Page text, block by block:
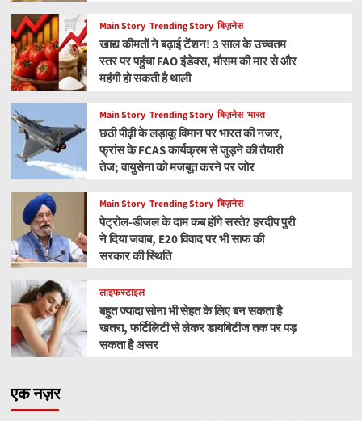
Main Story Trending Story बिज़नेस
खाद्य कीमतों ने बढ़ाई टेंशन! 3 साल के उच्चतम
स्तर पर पहुंचा FAO इंडेक्स, मौसम की मार से और
महंगी हो सकती है थाली
Main Story Trending Story बिज़नेस भारत
छठी पीढ़ी के लड़ाकू विमान पर भारत की नजर,
फ्रांस के FCAS कार्यक्रम से जुड़ने की तैयारी
तेज; वायुसेना को मजबूत करने पर जोर
Main Story Trending Story बिज़नेस
पेट्रोल-डीजल के दाम कब होंगे सस्ते? हरदीप पुरी
ने दिया जवाब, E20 विवाद पर भी साफ की
सरकार की स्थिति
लाइफस्टाइल
बहुत ज्यादा सोना भी सेहत के लिए बन सकता है
खतरा, फर्टिलिटी से लेकर डायबिटीज तक पर पड़
सकता है असर
एक नज़र